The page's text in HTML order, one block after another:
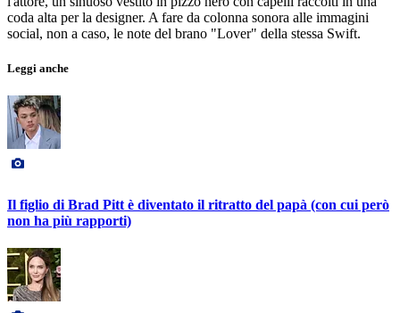
coda alta per la designer. A fare da colonna sonora alle immagini
social, non a caso, le note del brano "Lover" della stessa Swift.
Leggi anche
Il figlio di Brad Pitt è diventato il ritratto del papà (con cui però
non ha più rapporti)